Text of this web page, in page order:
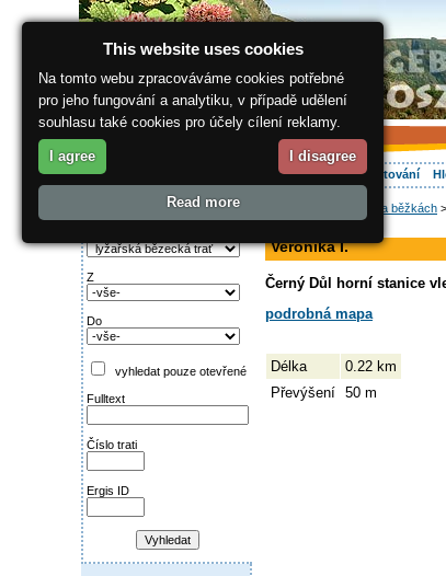
O regionu Vaše dovolená Ubytování
Najděte si:
Z
Do
vyhledat pouze otevřené
Fulltext
Číslo trati
Ergis ID
Na běžkách
Veronika I.
Černý Důl horní stanice
podrobná mapa
Délka
0.22 km
Převýšení 50 m
This website uses cookies
Na tomto webu zpracováváme cookies potřebné
pro jeho fungování a analytiku, v případě udělení
souhlasu také cookies pro účely cílení reklamy.
I agree I disagree
Read more